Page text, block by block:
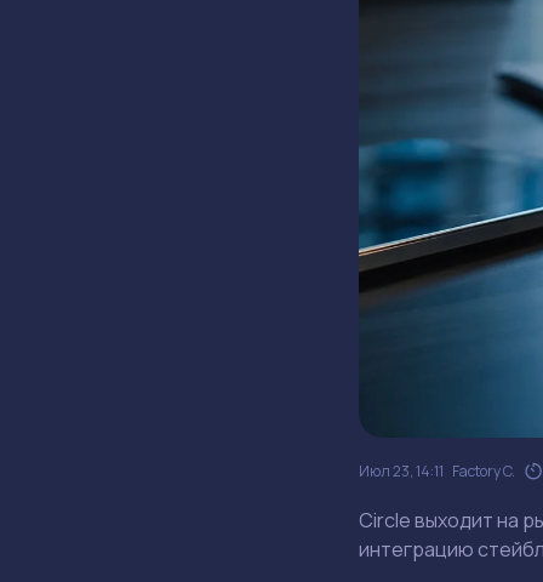
Июл 23, 14:11 Factory C.
Circle выходит на
интеграцию